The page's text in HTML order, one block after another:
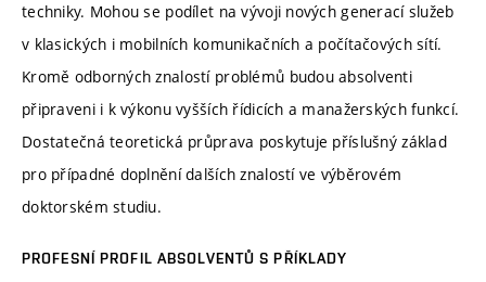
techniky. Mohou se podílet na vývoji nových generací služeb
v klasických i mobilních komunikačních a počítačových sítí.
Kromě odborných znalostí problémů budou absolventi
připraveni i k výkonu vyšších řídicích a manažerských funkcí.
Dostatečná teoretická průprava poskytuje příslušný základ
pro případné doplnění dalších znalostí ve výběrovém
doktorském studiu.
PROFESNÍ PROFIL ABSOLVENTŮ S PŘÍKLADY